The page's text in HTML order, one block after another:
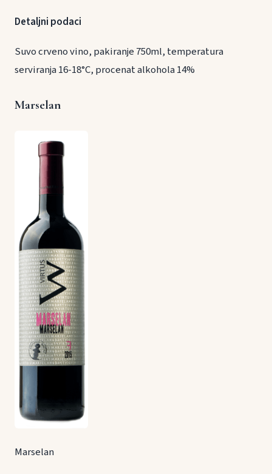
Detaljni podaci
Suvo crveno vino, pakiranje 750ml, temperatura
serviranja 16-18°C, procenat alkohola 14%
Marselan
Marselan